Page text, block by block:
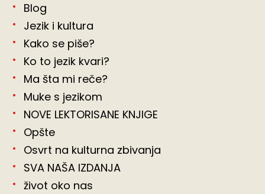
Blog
Jezik i kultura
Kako se piše?
Ko to jezik kvari?
Ma šta mi reče?
Muke s jezikom
NOVE LEKTORISANE KNJIGE
Opšte
Osvrt na kulturna zbivanja
SVA NAŠA IZDANJA
život oko nas